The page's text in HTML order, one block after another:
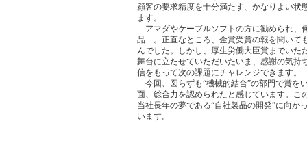
顧客の要求精度を十分満たす、かなりよい状
ます。
アマダやケーブルソフトの方に勧められ、
品…。正直なところ、金賞受賞の報を聞いて
んでした。しかし、厚生労働大臣賞までいた
舞台に立たせていただいたいま、感謝の気持
信をもって次の課題にチャレンジできます。
今回、図らずも“機械的結合”の部門で賞を
面、総合力を認められたと感じています。こ
当社長年の夢である“自社製品の開発”に向か
います。